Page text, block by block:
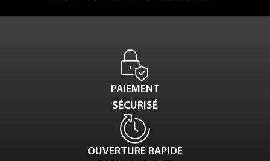
PAIEMENT
SÉCURISÉ
OUVERTURE RAPIDE